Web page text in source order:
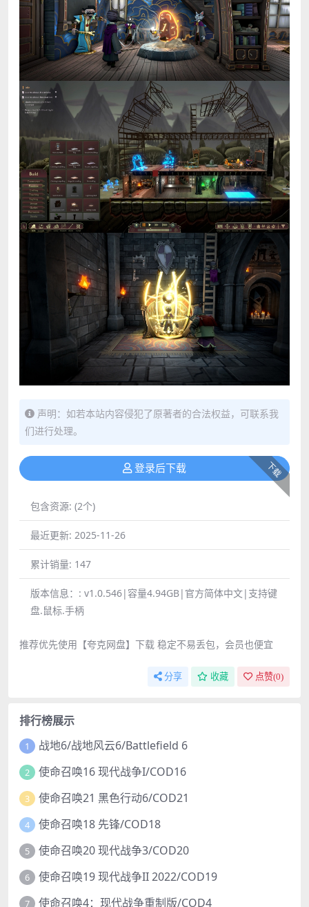
声明：如若本站内容侵犯了原著者的合法权益，可联系我
们进行处理。
下载
登录后下载
包含资源: (2个)
最近更新: 2025-11-26
累计销量: 147
版本信息：: v1.0.546|容量4.94GB|官方简体中文|支持键
盘.鼠标.手柄
推荐优先使用【夸克网盘】下载 稳定不易丢包，会员也便宜
分享 收藏 点赞(0)
排行榜展示
1 战地6/战地风云6/Battlefield 6
2 使命召唤16 现代战争I/COD16
3 使命召唤21 黑色行动6/COD21
4 使命召唤18 先锋/COD18
5 使命召唤20 现代战争3/COD20
6 使命召唤19 现代战争II 2022/COD19
7 使命召唤4：现代战争重制版/COD4